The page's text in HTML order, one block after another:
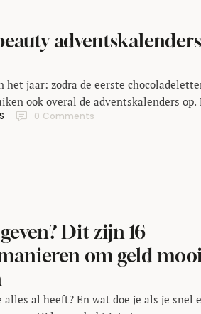
adventskalenders
het jaar: zodra de eerste
ook overal de adventskalenders op.
voor kinderen. De beauty-
0 Comments
Dit zijn 16
om geld mooi
alles al heeft? En wat doe je als je snel